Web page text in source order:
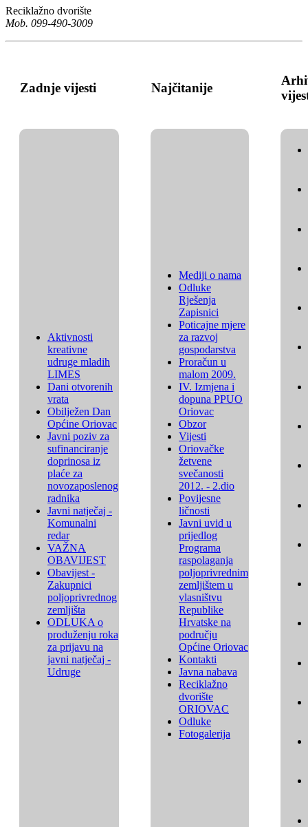
Reciklažno dvorište
Mob. 099-490-3009
Zadnje vijesti Najčitanije
Aktivnosti
kreativne
udruge mladih
LIMES
Dani otvorenih
vrata
Obilježen Dan
Općine Oriovac
Javni poziv za
sufinanciranje
doprinosa iz
plaće za
novozaposlenog
radnika
Javni natječaj -
Komunalni
redar
VAŽNA
OBAVIJEST
Obavijest -
Zakupnici
poljoprivrednog
zemljišta
ODLUKA o
produženju roka
za prijavu na
javni natječaj -
Udruge
Mediji o nama
Odluke
Rješenja
Zapisnici
Poticajne mjere
za razvoj
gospodarstva
Proračun u
malom 2009.
IV. Izmjena i
dopuna PPUO
Oriovac
Obzor
Vijesti
Oriovačke
žetvene
svečanosti
2012. - 2.dio
Povijesne
ličnosti
Javni uvid u
prijedlog
Programa
raspolaganja
poljoprivrednim
zemljištem u
vlasništvu
Republike
Hrvatske na
području
Općine Oriovac
Kontakti
Javna nabava
Reciklažno
dvorište
ORIOVAC
Odluke
Fotogalerija